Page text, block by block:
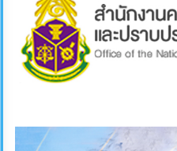
ITA
e-
Service
Q&A